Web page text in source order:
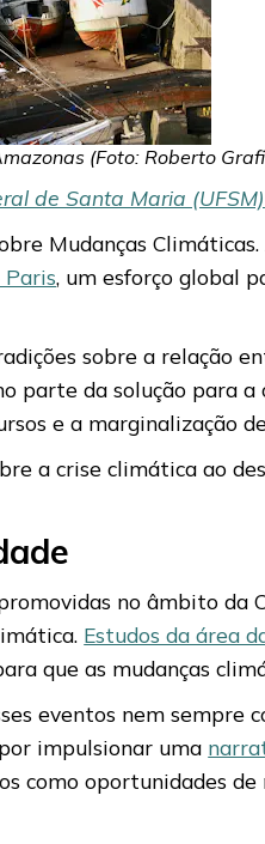
(Foto: Roberto
de Santa Maria (UFSM)
Mudanças Climáticas.
Paris, um esforço global
sobre a relação
da solução para
e a marginalização
a crise climática ao
no âmbito da
Estudos da área
que as mudanças
eventos nem sempre
impulsionar uma
oportunidades de